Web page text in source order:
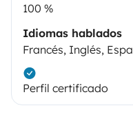
100 %
Idiomas hablados
Francés, Inglés,
Perfil certificado